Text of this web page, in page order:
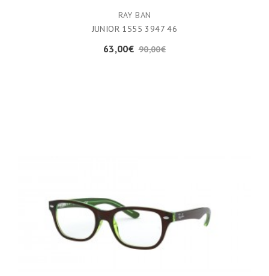
RAY BAN
JUNIOR 1555 3947 46
63,00€ 90,00€